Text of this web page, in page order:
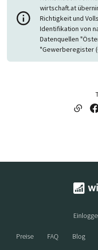
wirtschaft.at
Richtigkeit und
Identifikation von
Datenquellen
"Gewerberegister
Preise FAQ Blog